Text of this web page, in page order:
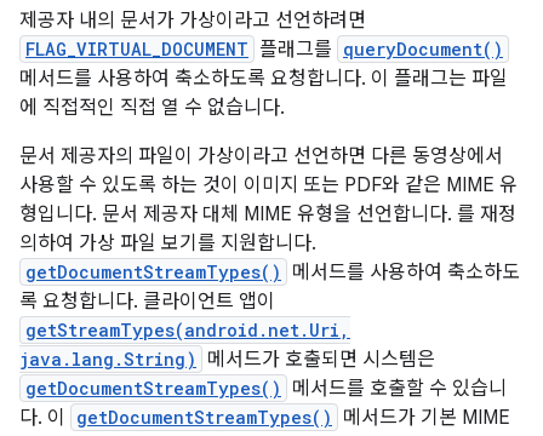
제공자 내의 문서가 가상이라고 선언하려면
FLAG_VIRTUAL_DOCUMENT 플래그를 queryDocument()
메서드를 사용하여 축소하도록 요청합니다. 이 플래그는 파일
에 직접적인 직접 열 수 없습니다.
문서 제공자의 파일이 가상이라고 선언하면 다른 동영상에서
사용할 수 있도록 하는 것이 이미지 또는 PDF와 같은 MIME 유
형입니다. 문서 제공자 대체 MIME 유형을 선언합니다. 를 재정
의하여 가상 파일 보기를 지원합니다.
getDocumentStreamTypes()
메서드를 사용하여 축소하도
록 요청합니다. 클라이언트 앱이
getStreamTypes(android.net.Uri,
java.lang.String)
메서드가 호출되면 시스템은
getDocumentStreamTypes()
메서드를 호출할 수 있습니
다. 이
getDocumentStreamTypes()
메서드가 기본 MIME